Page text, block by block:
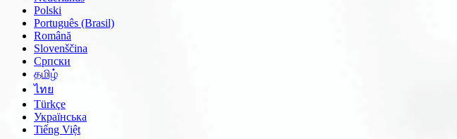
Polski
Português (Brasil)
Română
Slovenščina
Српски
தமிழ்
ไทย
Türkçe
Українська
Tiếng Việt